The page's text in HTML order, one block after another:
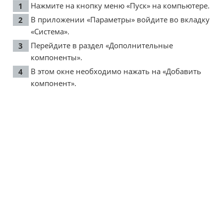
Нажмите на кнопку меню «Пуск» на компьютере.
В приложении «Параметры» войдите во вкладку
«Система».
Перейдите в раздел «Дополнительные
компоненты».
В этом окне необходимо нажать на «Добавить
компонент».